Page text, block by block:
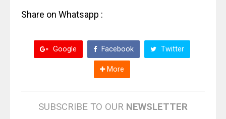
Share on Whatsapp :
Google Facebook Twitter
More
SUBSCRIBE TO OUR NEWSLETTER